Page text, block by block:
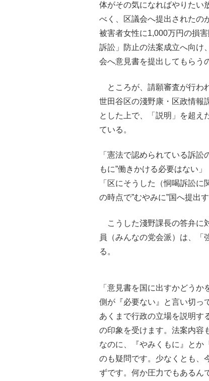
体がその気になればやりたい
べく、区議会へ提出されたの
被害者女性に1,000万円の損
訴訟」防止の法案成立へ向け
会へ意見書を提出してもらう
ところが、請願審査が行わ
世田谷区の淺野康・区政情報
とした上で、「説明」を超え
ている。
「憲法で認められている訴訟
もに”働きかける必要はない」
「区にそうした（恫喝訴訟
の時点で”むやみに”国へ提出
こうした淺野課長の答弁に
員（みんなの党会派）は、「
る。
「意見書を国に出すかどう
側が『必要ない』と言い切っ
あくまで行政の立場を説明す
の印象を受けます。法案内容
なのに、『やみくもに』とか
のも疑問です。少なくとも、
ずです。何か圧力でもあるん